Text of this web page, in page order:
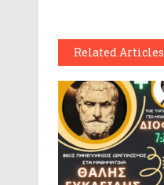
Related Articles